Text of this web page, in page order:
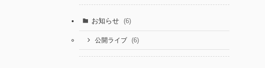
お知らせ (6)
公開ライブ (6)